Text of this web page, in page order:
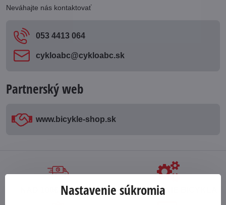
Neváhajte nás kontaktovať
053 4413 064
cykloabc​@cykloabc​.sk
Partnerský web
www​.bicykle-shop​.sk
NAD 100€ ZDARMA POSKLADANIE BICYKLA
Nastavenie súkromia